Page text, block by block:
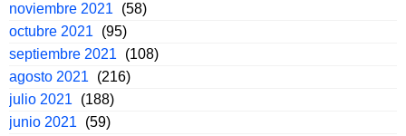
noviembre 2021
(58)
octubre 2021
(95)
septiembre 2021
(108)
agosto 2021
(216)
julio 2021
(188)
junio 2021
(59)